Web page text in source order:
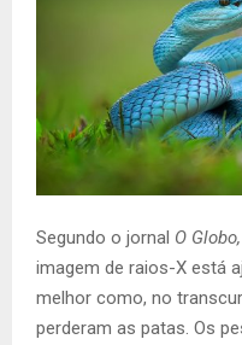
Segundo o jornal O Globo,
imagem de raios-X está
melhor como, no
perderam as patas. Os